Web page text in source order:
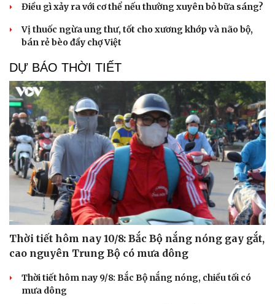
Điều gì xảy ra với cơ thể nếu thường xuyên bỏ bữa sáng?
Vị thuốc ngừa ung thư, tốt cho xương khớp và não bộ,
bán rẻ bèo đầy chợ Việt
DỰ BÁO THỜI TIẾT
Thời tiết hôm nay 10/8: Bắc Bộ nắng nóng gay gắt,
cao nguyên Trung Bộ có mưa dông
Thời tiết hôm nay 9/8: Bắc Bộ nắng nóng, chiều tối có
mưa dông